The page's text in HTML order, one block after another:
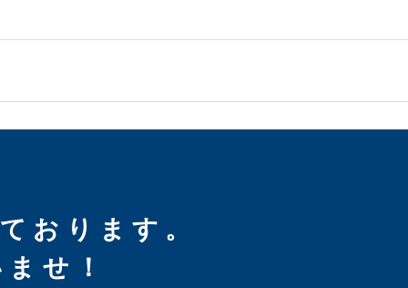
おります。
せ！